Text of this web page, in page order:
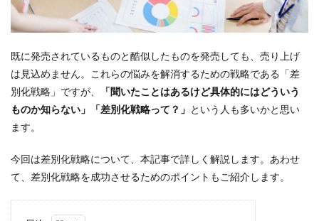
既に発売されているものと酷似したものを発売しても、売り上げ
は見込めません。これらの悩みを解消するための戦略である「差
別化戦略」ですが、
「聞いたことはあるけど具体的にはどういう
ものか知らない」「差別化戦略って？」 という人も多いかと思い
ます。
今回は差別化戦略について、本記事で詳しく解説します。あわせ
て、差別化戦略を成功させるためのポイントもご紹介します。